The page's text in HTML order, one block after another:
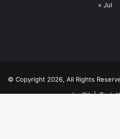
« Jul
© Copyright 2026, All Rights
by CK|Tech